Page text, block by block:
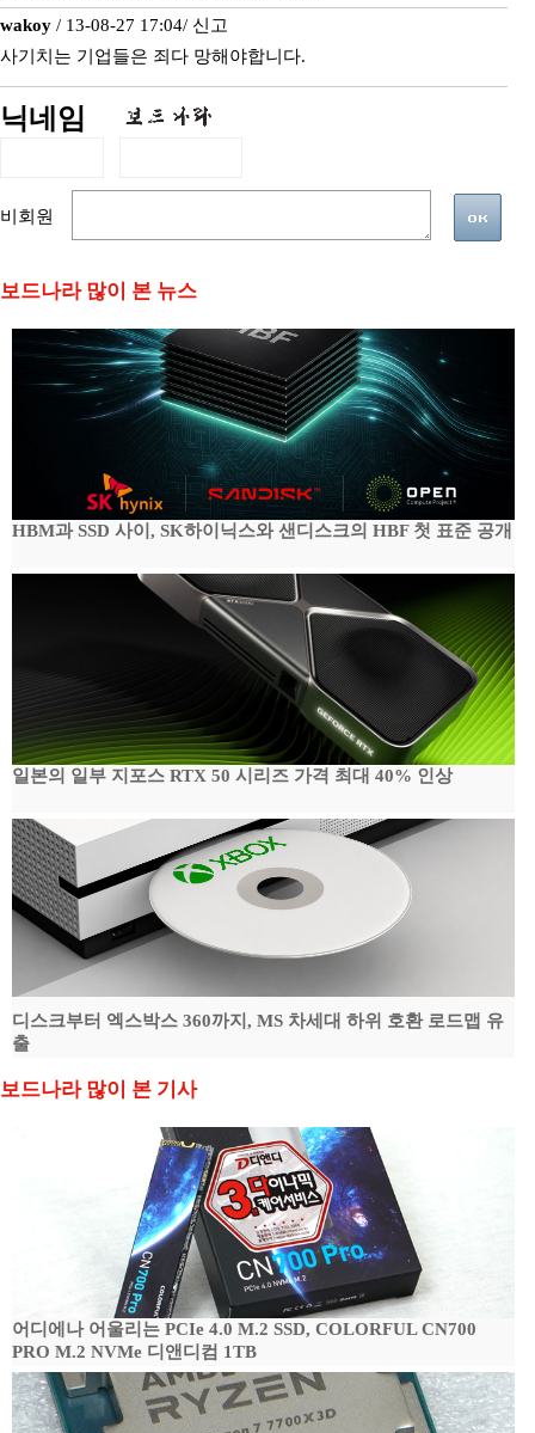
wakoy / 13-08-27 17:04/ 신고
사기치는 기업들은 죄다 망해야합니다.
닉네임
비회원
보드나라 많이 본 뉴스
HBM과 SSD 사이, SK하이닉스와 샌디스크의 HBF 첫 표준 공개
일본의 일부 지포스 RTX 50 시리즈 가격 최대 40% 인상
디스크부터 엑스박스 360까지, MS 차세대 하위 호환 로드맵 유
출
보드나라 많이 본 기사
어디에나 어울리는 PCIe 4.0 M.2 SSD, COLORFUL CN700
PRO M.2 NVMe 디앤디컴 1TB